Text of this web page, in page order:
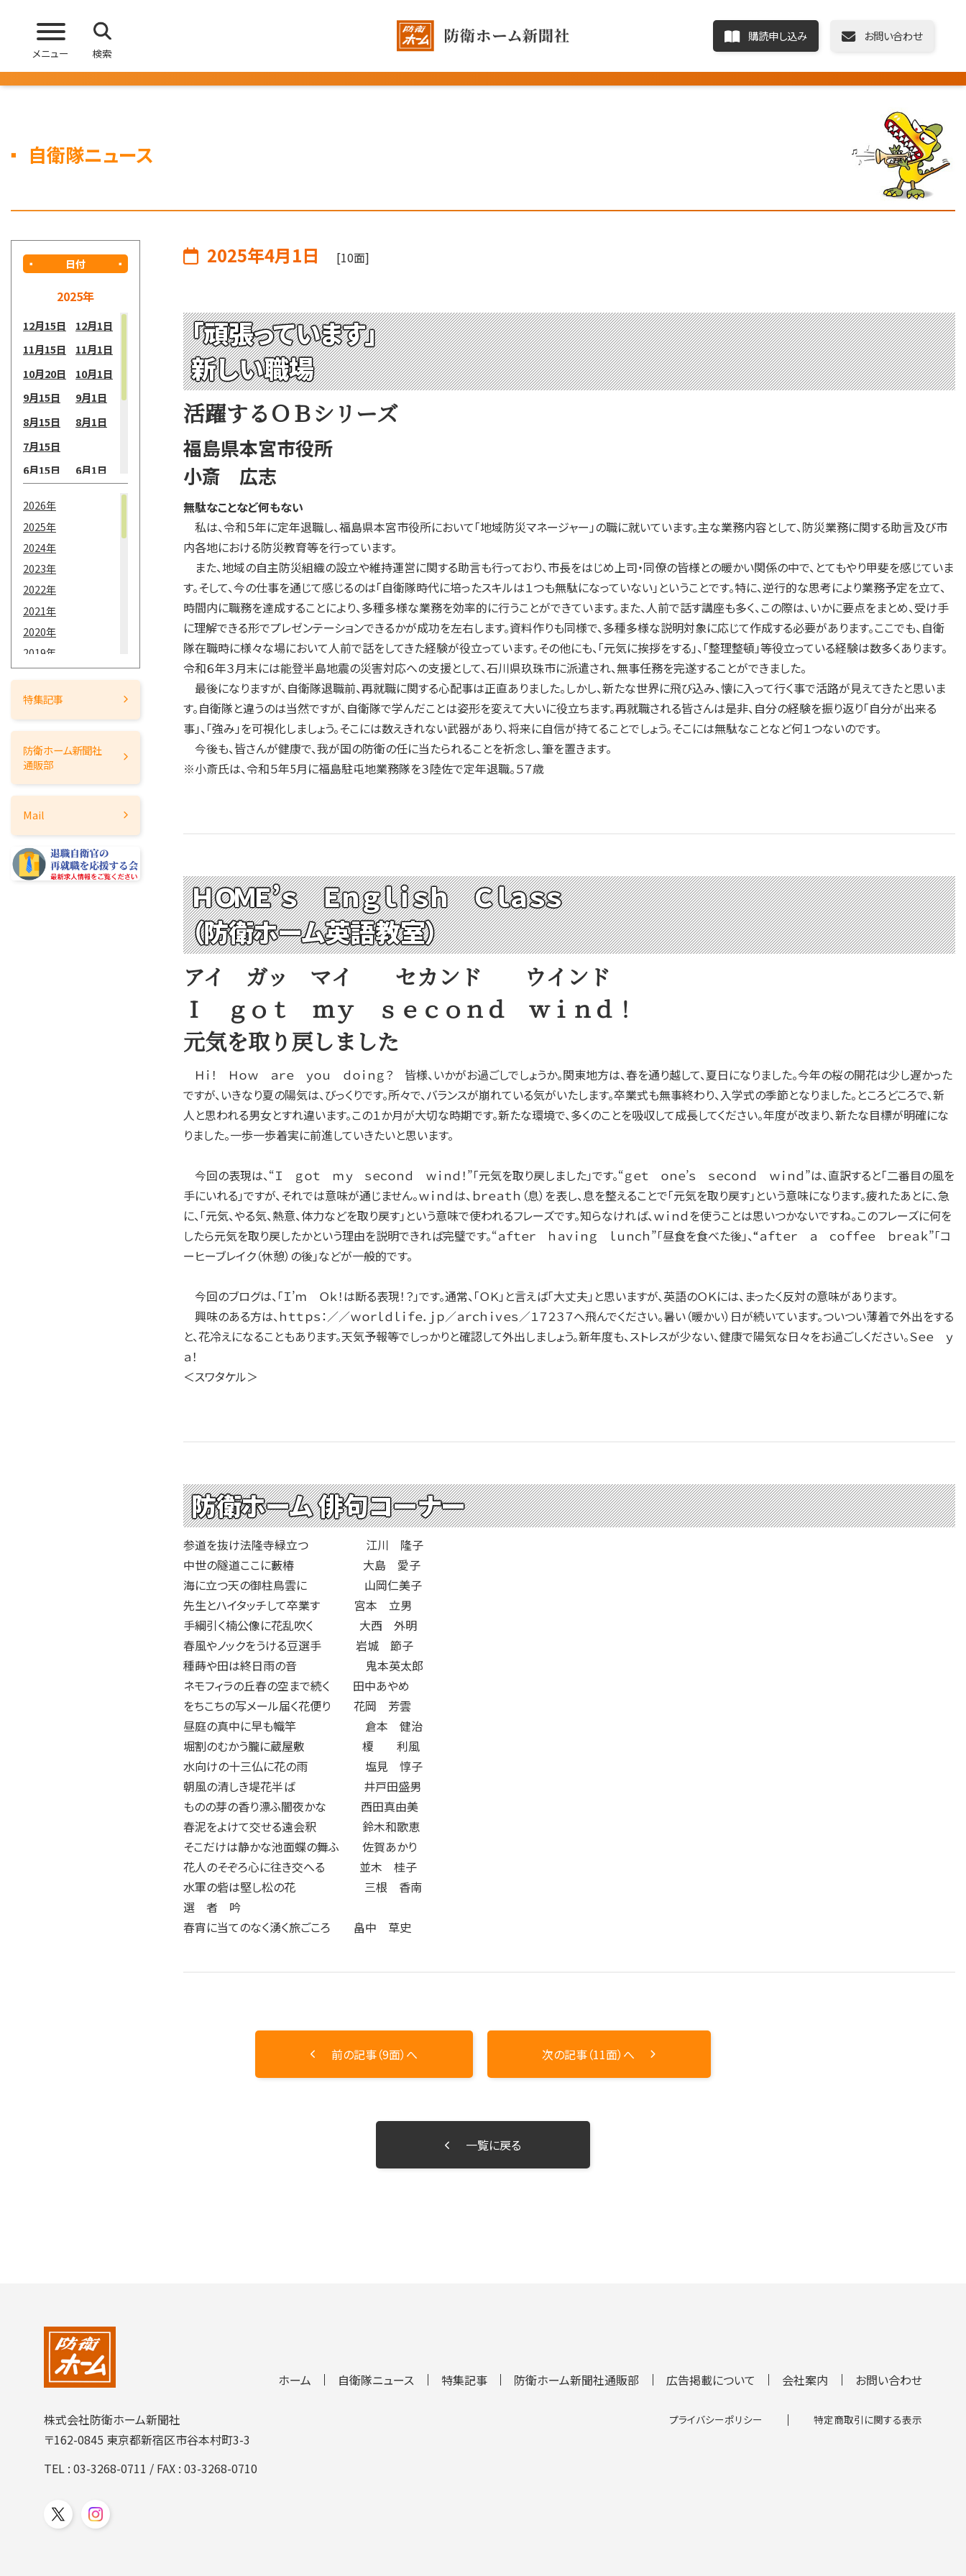
メニュー 検索
購読申し込み お問い合わせ
自衛隊ニュース
日付
2025年
12月15日
12月1日
11月15日
11月1日
10月20日
10月1日
9月15日
9月1日
8月15日
8月1日
7月15日
6月15日
6月1日
3月15日
2月15日
1月15日
2026年
2025年
2024年
2023年
2022年
2021年
2020年
2019年
2018年
2017年
2014年
2012年
2011年
2009年
2008年
特集記事
防衛ホーム新聞社
通販部
Mail
2025年4月1日 [10面]
「頑張っています」
新しい職場
活躍するＯＢシリーズ
福島県本宮市役所
小斎 広志
無駄なことなど何もない
私は、令和５年に定年退職し、福島県本宮市役所において「地域防災マネージャー」の職に就いています。主な業務内容として、防災業務に関する助言及び市
内各地における防災教育等を行っています。
また、地域の自主防災組織の設立や維持運営に関する助言も行っており、市長をはじめ上司・同僚の皆様との暖かい関係の中で、とてもやり甲斐を感じていま
す。そして、今の仕事を通じて感じるのは「自衛隊時代に培ったスキルは１つも無駄になっていない」ということです。特に、逆行的な思考により業務予定を立て、
時間内に職務を達成することにより、多種多様な業務を効率的に行うことができています。また、人前で話す講座も多く、この際は、いかに要点をまとめ、受け手
に理解できる形でプレゼンテーションできるかが成功を左右します。資料作りも同様で、多種多様な説明対象に応じて作成する必要があります。ここでも、自衛
隊在職時に様々な場において人前で話をしてきた経験が役立っています。その他にも、「元気に挨拶をする」、「整理整頓」等役立っている経験は数多くあります。
令和６年３月末には能登半島地震の災害対応への支援として、石川県玖珠市に派遣され、無事任務を完遂することができました。
最後になりますが、自衛隊退職前、再就職に関する心配事は正直ありました。しかし、新たな世界に飛び込み、懐に入って行く事で活路が見えてきたと思いま
す。自衛隊と違うのは当然ですが、自衛隊で学んだことは姿形を変えて大いに役立ちます。再就職される皆さんは是非、自分の経験を振り返り「自分が出来る
事」、「強み」を可視化しましょう。そこには数えきれない武器があり、将来に自信が持てることでしょう。そこには無駄なことなど何１つないのです。
今後も、皆さんが健康で、我が国の防衛の任に当たられることを祈念し、筆を置きます。
※小斎氏は、令和５年5月に福島駐屯地業務隊を３陸佐で定年退職。５７歳
ＨＯＭＥ’ｓ Ｅｎｇｌｉｓｈ Ｃｌａｓｓ
（防衛ホーム英語教室）
アイ ガッ マイ セカンド ウインド
Ｉ ｇｏｔ ｍｙ ｓｅｃｏｎｄ ｗｉｎｄ！
元気を取り戻しました
Ｈｉ！ Ｈｏｗ ａｒｅ ｙｏｕ ｄｏｉｎｇ？ 皆様、いかがお過ごしでしょうか。関東地方は、春を通り越して、夏日になりました。今年の桜の開花は少し遅かった
ですが、いきなり夏の陽気は、びっくりです。所々で、バランスが崩れている気がいたします。卒業式も無事終わり、入学式の季節となりました。ところどころで、新
人と思われる男女とすれ違います。この１か月が大切な時期です。新たな環境で、多くのことを吸収して成長してください。年度が改まり、新たな目標が明確にな
りました。一歩一歩着実に前進していきたいと思います。
今回の表現は、“Ｉ ｇｏｔ ｍｙ ｓｅｃｏｎｄ ｗｉｎｄ！”「元気を取り戻しました」です。“ｇｅｔ ｏｎｅ’ｓ ｓｅｃｏｎｄ ｗｉｎｄ”は、直訳すると「二番目の風を
手にいれる」ですが、それでは意味が通じません。ｗｉｎｄは、ｂｒｅａｔｈ（息）を表し、息を整えることで「元気を取り戻す」という意味になります。疲れたあとに、急
に、「元気、やる気、熱意、体力などを取り戻す」という意味で使われるフレーズです。知らなければ、ｗｉｎｄを使うことは思いつかないですね。このフレーズに何を
したら元気を取り戻したかという理由を説明できれば完璧です。“ａｆｔｅｒ ｈａｖｉｎｇ ｌｕｎｃｈ”「昼食を食べた後」、“ａｆｔｅｒ ａ ｃｏｆｆｅｅ ｂｒｅａｋ”「コ
ーヒーブレイク（休憩）の後」などが一般的です。
今回のブログは、「Ｉ’ｍ Ｏｋ！は断る表現！？」です。通常、「ＯＫ」と言えば「大丈夫」と思いますが、英語のＯＫには、まったく反対の意味があります。
興味のある方は、ｈｔｔｐｓ：／／ｗｏｒｌｄｌｉｆｅ．ｊｐ／ａｒｃｈｉｖｅｓ／１７２３７へ飛んでください。暑い（暖かい）日が続いています。ついつい薄着で外出をする
と、花冷えになることもあります。天気予報等でしっかりと確認して外出しましょう。新年度も、ストレスが少ない、健康で陽気な日々をお過ごしください。Ｓｅｅ ｙ
ａ！
＜スワタケル＞
防衛ホーム 俳句コーナー
参道を抜け法隆寺緑立つ 江川 隆子
中世の隧道ここに藪椿 大島 愛子
海に立つ天の御柱鳥雲に 山岡仁美子
先生とハイタッチして卒業す 宮本 立男
手綱引く楠公像に花乱吹く 大西 外明
春風やノックをうける豆選手 岩城 節子
種蒔や田は終日雨の音 鬼本英太郎
ネモフィラの丘春の空まで続く 田中あやめ
をちこちの写メール届く花便り 花岡 芳雲
昼庭の真中に早も幟竿 倉本 健治
堀割のむかう朧に蔵屋敷 榎 利風
水向けの十三仏に花の雨 塩見 惇子
朝風の清しき堤花半ば 井戸田盛男
ものの芽の香り漂ふ闇夜かな 西田真由美
春泥をよけて交せる遠会釈 鈴木和歌恵
そこだけは静かな池面蝶の舞ふ 佐賀あかり
花人のそぞろ心に往き交へる 並木 桂子
水軍の砦は堅し松の花 三根 香南
選 者 吟
春宵に当てのなく湧く旅ごころ 畠中 草史
前の記事（9面）へ 次の記事（11面）へ
一覧に戻る
株式会社防衛ホーム新聞社
〒162-0845 東京都新宿区市谷本村町3-3
TEL :03-3268-0711 / FAX : 03-3268-0710
ホーム 自衛隊ニュース 特集記事 防衛ホーム新聞社通販部 広告掲載について 会社案内 お問い合わせ
プライバシーポリシー 特定商取引に関する表示